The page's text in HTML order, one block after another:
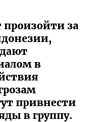
за
в
привнести
в группу.